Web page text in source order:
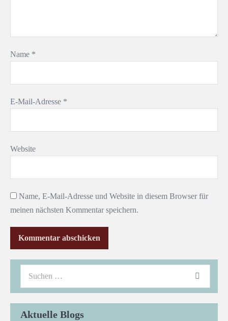
Name *
E-Mail-Adresse *
Website
Name, E-Mail-Adresse und Website in diesem Browser für
meinen nächsten Kommentar speichern.
Aktuelle Blogs